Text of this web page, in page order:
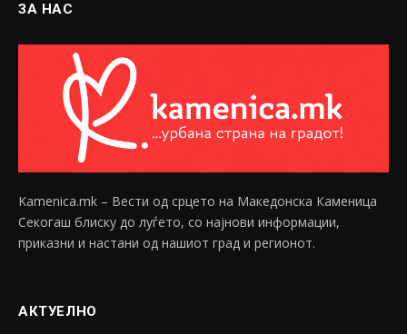
ЗА НАС
Kamenica.mk – Вести од срцето на Македонска Каменица
Секогаш блиску до луѓето, со најнови информации,
приказни и настани од нашиот град и регионот.
АКТУЕЛНО